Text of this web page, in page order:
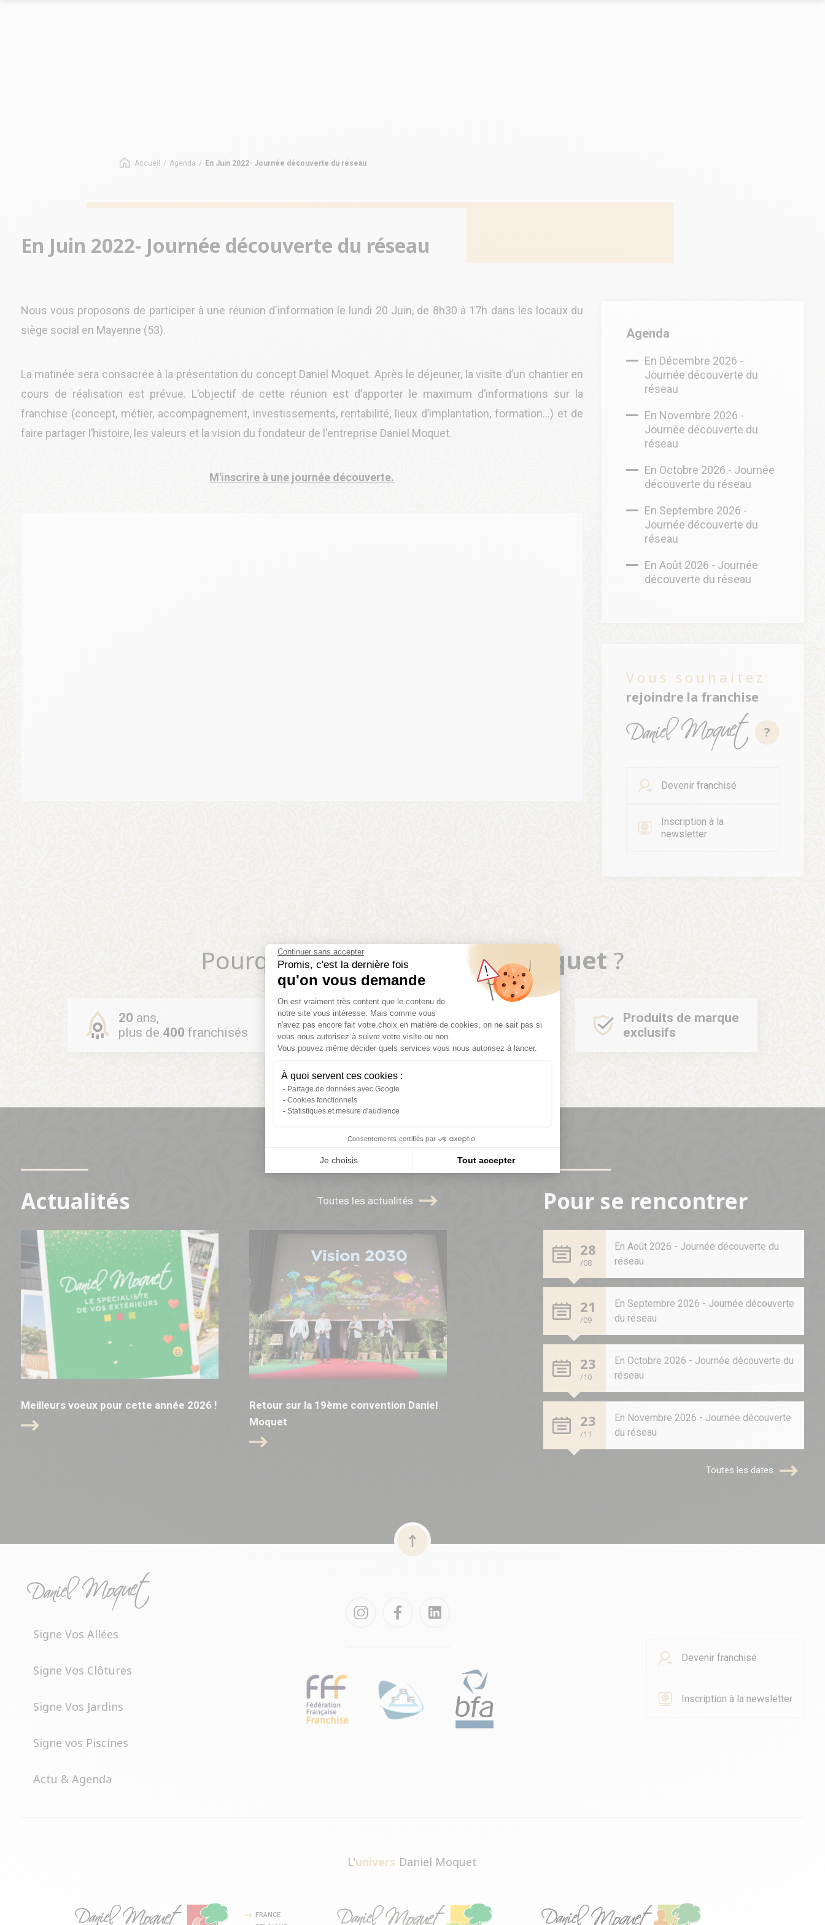
Continuer sans accepter
Promis, c'est la dernière fois
qu'on vous demande
Plateforme de Gestion du Consentement : Personnalisez vos Options
On est vraiment très content que le contenu de
notre site vous intéresse. Mais comme vous
n'avez pas encore fait votre choix en matière de cookies, on ne sait pas si
vous nous autorisez à suivre votre visite ou non.
Vous pouvez même décider quels services vous nous autorisez à lancer.
À quoi servent ces cookies :
Partage de données avec Google
Cookies fonctionnels
Statistiques et mesure d'audience
Consentements certifiés par
Je choisis Tout accepter
Accueil / Agenda / En Juin 2022- Journée découverte du réseau
En Juin 2022- Journée découverte du réseau
Nous vous proposons de participer à une réunion d'information le lundi 20 Juin, de 8h30 à 17h dans les locaux du
siège social en Mayenne (53).
La matinée sera consacrée à la présentation du concept Daniel Moquet. Après le déjeuner, la visite d’un chantier en
cours de réalisation est prévue. L’objectif de cette réunion est d’apporter le maximum d’informations sur la
franchise (concept, métier, accompagnement, investissements, rentabilité, lieux d’implantation, formation…) et de
faire partager l’histoire, les valeurs et la vision du fondateur de l'entreprise Daniel Moquet.
M'inscrire à une journée découverte.
Agenda
En Décembre 2026 -
Journée découverte du
réseau
En Novembre 2026 -
Journée découverte du
réseau
En Octobre 2026 - Journée
découverte du réseau
En Septembre 2026 -
Journée découverte du
réseau
En Août 2026 - Journée
découverte du réseau
Vous souhaitez
rejoindre la franchise
?
Devenir franchisé
Inscription à la
newsletter
Pourquoirejoindre Daniel Moquet ?
20 ans,
plus de 400 franchisés
98% de
réussite
Réseau d'or
2024
Produits de marque
exclusifs
Actualités Toutes les actualités
Meilleurs voeux pour cette année 2026 !
Retour sur la 19ème convention Daniel
Moquet
Pour se rencontrer
28
/08
En Août 2026 - Journée découverte du
réseau
21
/09
En Septembre 2026 - Journée découverte
du réseau
23
/10
En Octobre 2026 - Journée découverte du
réseau
23
/11
En Novembre 2026 - Journée découverte
du réseau
Toutes les dates
Signe Vos Allées
Signe Vos Clôtures
Signe Vos Jardins
Signe vos Piscines
Actu & Agenda
Devenir franchisé
Inscription à la newsletter
L'univers Daniel Moquet
FRANCE